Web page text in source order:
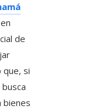
de
que, si
bienes